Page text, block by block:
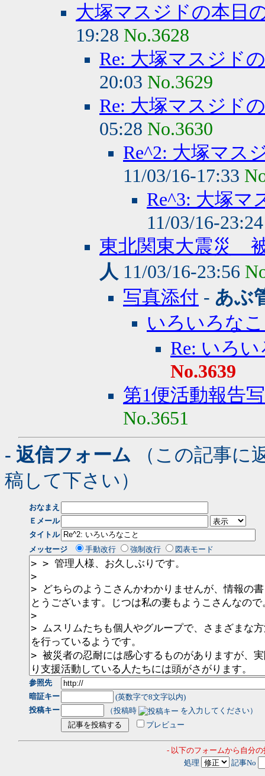
大塚マスジドの本日
19:28 No.3628
Re: 大塚マスジド
20:03 No.3629
Re: 大塚マスジド
05:28 No.3630
Re^2: 大塚マス
11/03/16-17:33
Re^3: 大塚マ
11/03/16-
東北関東大震災
人 11/03/16-23:56
写真添付 - あぶ
いろいろな
Re: いろ
No.3639
第1便活動報告
No.3651
- 返信フォーム （この記事に
稿して下さい）
おなまえ
Ｅメール
タイトル
メッセージ
手動改行 強制改行 図表モード
参照先
暗証キー
(英数字で8文字以内)
投稿キー
（投稿時
を入力してください）
プレビュー
- 以下のフォームから自分
処理
記事No